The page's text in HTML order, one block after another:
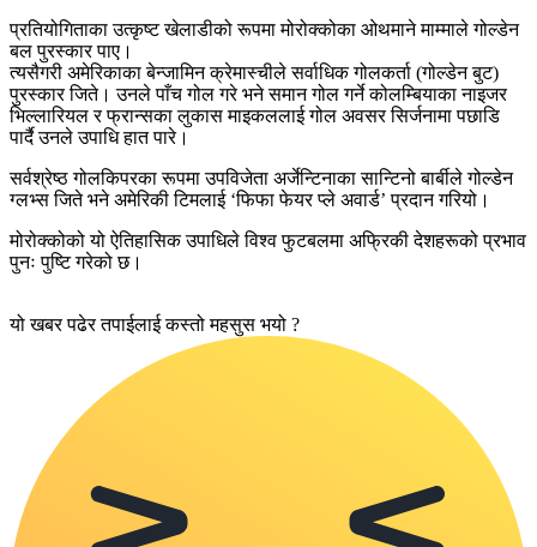
प्रतियोगिताका उत्कृष्ट खेलाडीको रूपमा मोरोक्कोका ओथमाने माम्माले गोल्डेन
बल पुरस्कार पाए।
त्यसैगरी अमेरिकाका बेन्जामिन क्रेमास्चीले सर्वाधिक गोलकर्ता (गोल्डेन बुट)
पुरस्कार जिते। उनले पाँच गोल गरे भने समान गोल गर्ने कोलम्बियाका नाइजर
भिल्लारियल र फ्रान्सका लुकास माइकललाई गोल अवसर सिर्जनामा पछाडि
पार्दै उनले उपाधि हात पारे।
सर्वश्रेष्ठ गोलकिपरका रूपमा उपविजेता अर्जेन्टिनाका सान्टिनो बार्बीले गोल्डेन
ग्लभ्स जिते भने अमेरिकी टिमलाई ‘फिफा फेयर प्ले अवार्ड’ प्रदान गरियो।
मोरोक्कोको यो ऐतिहासिक उपाधिले विश्व फुटबलमा अफ्रिकी देशहरूको प्रभाव
पुनः पुष्टि गरेको छ।
यो खबर पढेर तपाईलाई कस्तो महसुस भयो ?